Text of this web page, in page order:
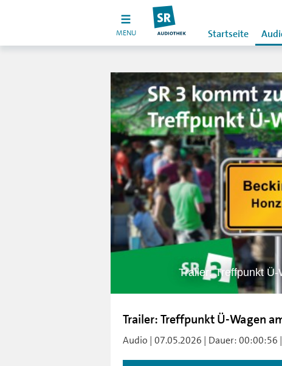
MENU Startseite
Trailer: Treffpunkt
Trailer: Treffpunkt Ü-Wagen
Audio | 07.05.2026 | Dauer: 00:00:56 |